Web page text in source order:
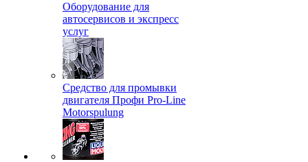
Оборудование для
автосервисов и экспресс
услуг
Средство для промывки
двигателя Профи Pro-Line
Motorspulung